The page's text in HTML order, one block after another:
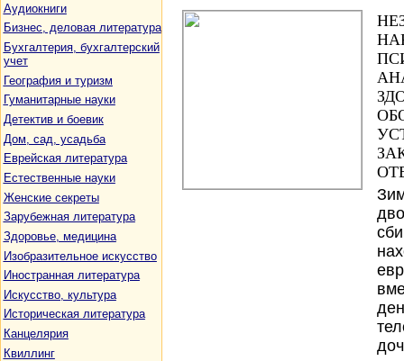
Аудиокниги
Бизнес, деловая литература
Бухгалтерия, бухгалтерский
учет
География и туризм
Гуманитарные науки
Детектив и боевик
Дом, сад, усадьба
Еврейская литература
Естественные науки
Женские секреты
Зарубежная литература
Здоровье, медицина
Изобразительное искусство
Иностранная литература
Искусство, культура
Историческая литература
Канцелярия
Квиллинг